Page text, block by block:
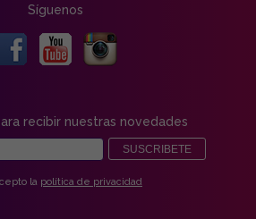
Síguenos
recibir nuestras novedades
SUSCRIBETE
la política de privacidad